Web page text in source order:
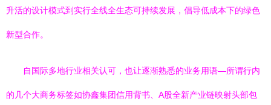
升活的设计模式到实行全线全生态可持续发展，倡导低成本下的绿色
新型合作。
自国际多地行业相关认可，也让逐渐熟悉的业务用语—所谓行内
的几个大商务标签如协鑫集团信用背书、A股全新产业链映射头部包